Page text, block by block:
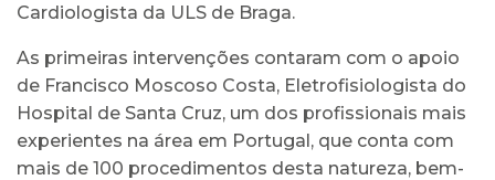
Cardiologista da ULS de Braga.
As primeiras intervenções contaram com o apoio
de Francisco Moscoso Costa, Eletrofisiologista do
Hospital de Santa Cruz, um dos profissionais mais
experientes na área em Portugal, que conta com
mais de 100 procedimentos desta natureza, bem-